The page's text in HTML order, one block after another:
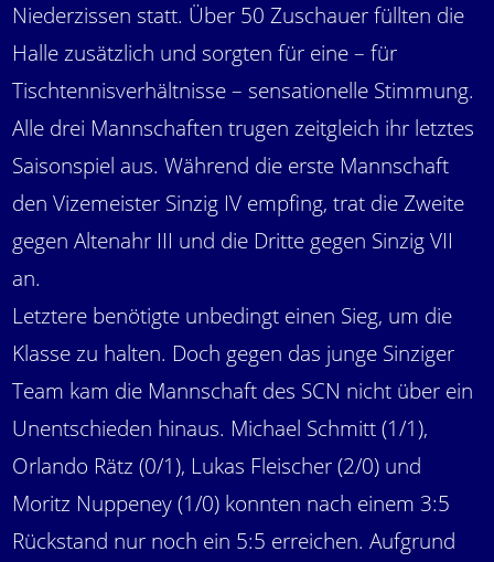
Niederzissen statt. Über 50 Zuschauer füllten die
Halle zusätzlich und sorgten für eine – für
Tischtennisverhältnisse – sensationelle Stimmung.
Alle drei Mannschaften trugen zeitgleich ihr letztes
Saisonspiel aus. Während die erste Mannschaft
den Vizemeister Sinzig IV empfing, trat die Zweite
gegen Altenahr III und die Dritte gegen Sinzig VII
an.
Letztere benötigte unbedingt einen Sieg, um die
Klasse zu halten. Doch gegen das junge Sinziger
Team kam die Mannschaft des SCN nicht über ein
Unentschieden hinaus. Michael Schmitt (1/1),
Orlando Rätz (0/1), Lukas Fleischer (2/0) und
Moritz Nuppeney (1/0) konnten nach einem 3:5
Rückstand nur noch ein 5:5 erreichen. Aufgrund